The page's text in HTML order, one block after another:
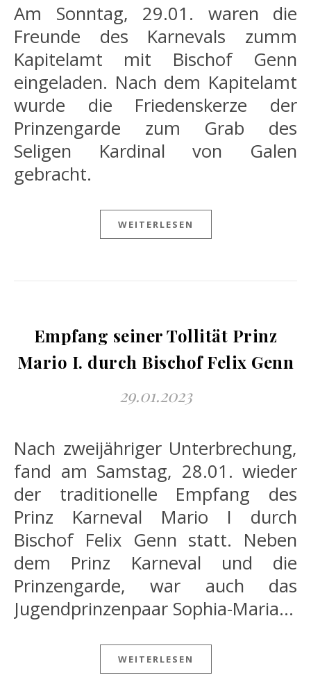
Am Sonntag, 29.01. waren die
Freunde des Karnevals zumm
Kapitelamt mit Bischof Genn
eingeladen. Nach dem Kapitelamt
wurde die Friedenskerze der
Prinzengarde zum Grab des
Seligen Kardinal von Galen
gebracht.
WEITERLESEN
Empfang seiner Tollität Prinz
Mario I. durch Bischof Felix Genn
29.01.2023
Nach zweijähriger Unterbrechung,
fand am Samstag, 28.01. wieder
der traditionelle Empfang des
Prinz Karneval Mario I durch
Bischof Felix Genn statt. Neben
dem Prinz Karneval und die
Prinzengarde, war auch das
Jugendprinzenpaar Sophia-Maria…
WEITERLESEN